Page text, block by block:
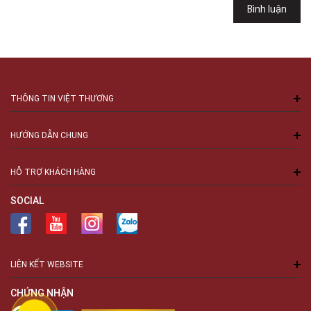
Bình luận
THÔNG TIN VIỆT THƯƠNG
HƯỚNG DẪN CHUNG
HỖ TRỢ KHÁCH HÀNG
SOCIAL
LIÊN KẾT WEBSITE
CHỨNG NHẬN